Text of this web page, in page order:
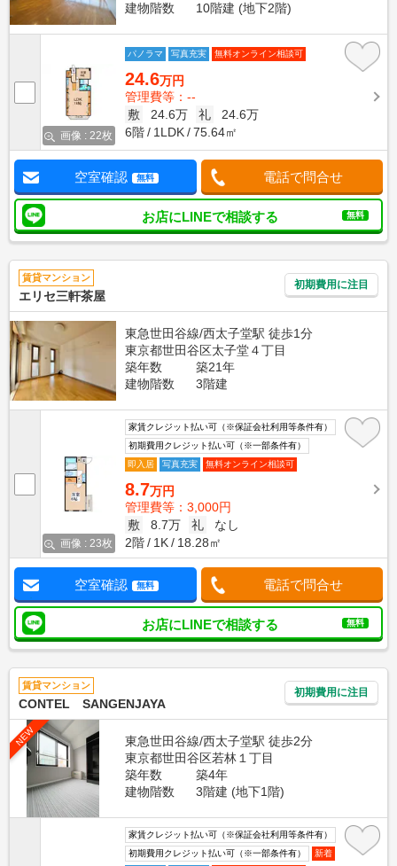
建物階数 10階建 (地下2階)
画像 : 22枚
パノラマ 写真充実 無料オンライン相談可
24.6万円
管理費等：--
敷
24.6万 礼
24.6万
6階
1LDK 75.64㎡
空室確認 無料 電話で問合せ
お店にLINEで相談する 無料
賃貸マンション
エリセ三軒茶屋
初期費用に注目
東急世田谷線/西太子堂駅 徒歩1分
東京都世田谷区太子堂４丁目
築年数
築21年
建物階数
3階建
画像 : 23枚
家賃クレジット払い可（※保証会社利用等条件有）
初期費用クレジット払い可（※一部条件有）
即入居
写真充実 無料オンライン相談可
8.7万円
管理費等：3,000円
敷
8.7万 礼
なし
2階
1K 18.28㎡
空室確認 無料 電話で問合せ
お店にLINEで相談する 無料
賃貸マンション
CONTEL SANGENJAYA
初期費用に注目
NEW
東急世田谷線/西太子堂駅 徒歩2分
東京都世田谷区若林１丁目
築年数
築4年
建物階数
3階建 (地下1階)
家賃クレジット払い可（※保証会社利用等条件有）
初期費用クレジット払い可（※一部条件有）
新着